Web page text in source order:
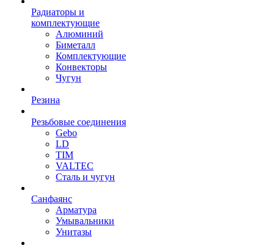
Радиаторы и
комплектующие
Алюминий
Биметалл
Комплектующие
Конвекторы
Чугун
Резина
Резьбовые соединения
Gebo
LD
TIM
VALTEC
Сталь и чугун
Санфаянс
Арматура
Умывальники
Унитазы